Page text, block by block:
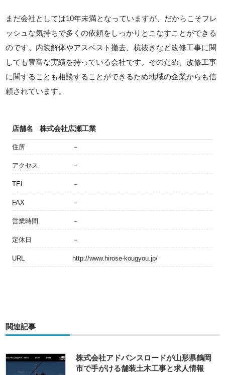
まだ会社としては10年未満となっていますが、だからこそフレ
ッシュな気持ちで多くの依頼をしっかりとこなすことができる
のです。内装解体やアスベスト撤去、杭抜きなど改修工事に関
しても豊富な実績を持っている会社です。そのため、改修工事
に関することも相談することができるため地域の企業からも信
頼されています。
店舗名 株式会社広瀬工業
住所 －
アクセス －
TEL －
FAX －
営業時間 －
定休日 －
URL http://www.hirose-kougyou.jp/
関連記事
株式会社アドバンスロードが山形県鶴岡
市で手がける舗装土木工事と求人情報